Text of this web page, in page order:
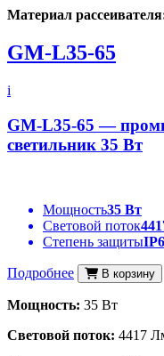
Материал
GM-L35-65
i
GM-L35-65 —
светильник 35 Вт
Мощность35 Вт
Световой поток
Степень защиты
Подробнее В корзину
Мощность: 35 Вт
Световой поток: 4417